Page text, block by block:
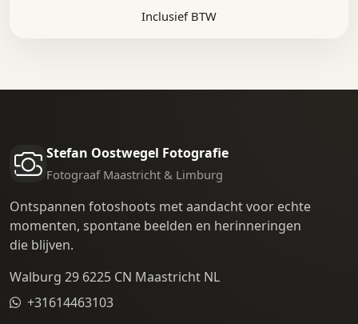
Inclusief BTW
Stefan Oostwegel Fotografie
Fotograaf Maastricht & Limburg
Ontspannen fotoshoots met aandacht voor echte
momenten, spontane beelden en herinneringen
die blijven.
Walburg 29 6225 CN Maastricht NL
+31614463103